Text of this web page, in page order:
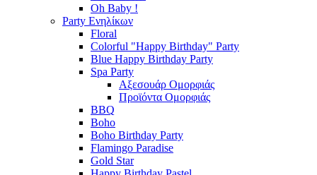
Oh Baby !
Party Ενηλίκων
Floral
Colorful "Happy Birthday" Party
Blue Happy Birthday Party
Spa Party
Αξεσουάρ Ομορφιάς
Προϊόντα Ομορφιάς
BBQ
Boho
Boho Birthday Party
Flamingo Paradise
Gold Star